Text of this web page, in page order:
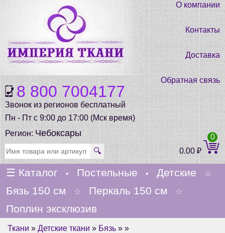
8 800 7004177
Звонок из регионов бесплатный
Пн - Пт с 9:00 до 17:00 (Мск время)
О компании
Контакты
Доставка
Обратная связь
Регион:Чебоксары
🔍 0.00₽
0
☰ Каталог • Постельные • Детские ☆
Бязь 150 см ☆ Перкаль 150 см ☆
Поплин эксклюзив
Ткани » Детские ткани » Бязь » »